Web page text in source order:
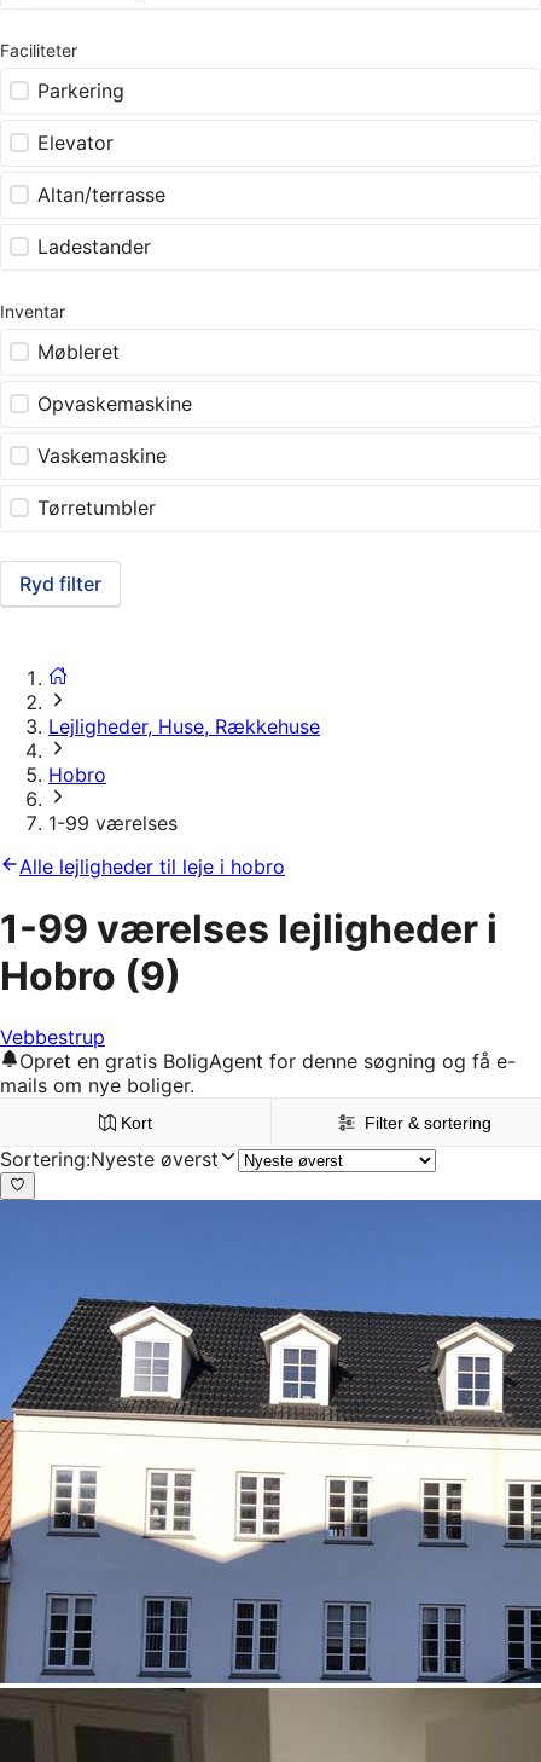
Faciliteter
Parkering
Elevator
Altan/terrasse
Ladestander
Inventar
Møbleret
Opvaskemaskine
Vaskemaskine
Tørretumbler
Ryd filter
Lejligheder, Huse, Rækkehuse
Hobro
1-99 værelses
Alle lejligheder til leje i hobro
1-99 værelses lejligheder i
Hobro (9)
Vebbestrup
Opret en gratis BoligAgent for denne søgning og få e-
mails om nye boliger.
Kort Filter & sortering
Sortering:Nyeste øverst